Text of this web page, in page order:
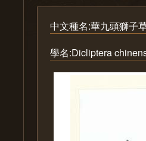
中文種名:華九頭獅子
學名:Dicliptera